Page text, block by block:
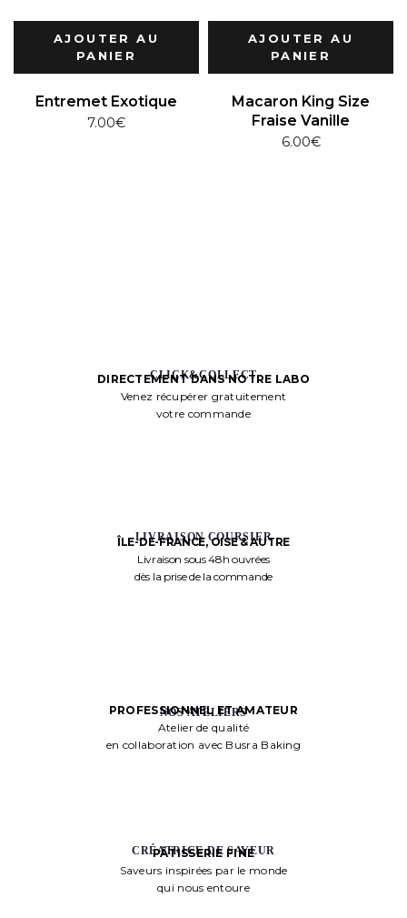
AJOUTER AU
PANIER
Entremet Exotique
7.00€
AJOUTER AU
PANIER
Macaron King Size
Fraise Vanille
6.00€
CLICK&COLLECT
DIRECTEMENT DANS NOTRE LABO
Venez récupérer gratuitement
votre commande
LIVRAISON COURSIER
ÎLE-DE-FRANCE, OISE & AUTRE
Livraison sous 48h ouvrées
dès la prise de la commande
NOS ATELIERS
PROFESSIONNEL ET AMATEUR
Atelier de qualité
en collaboration avec Busra Baking
CRÉATRICE DE SAVEUR
PÂTISSERIE FINE
Saveurs inspirées par le monde
qui nous entoure